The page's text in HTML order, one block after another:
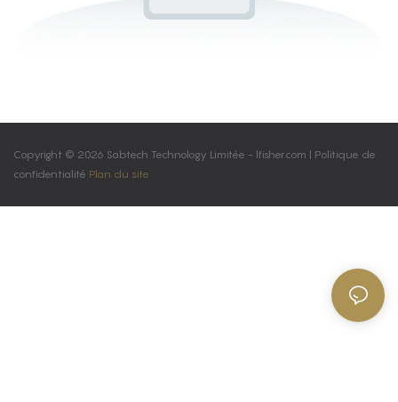
Copyright © 2026 Sabtech Technology Limitée - lfisher.com | Politique de
confidentialité Plan du site